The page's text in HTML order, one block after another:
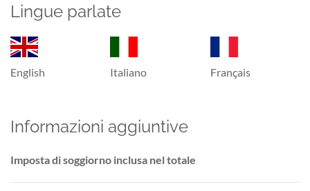
Lingue parlate
English Italiano Français
Informazioni aggiuntive
Imposta di soggiorno inclusa nel totale